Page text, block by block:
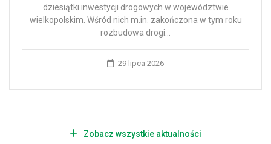
dziesiątki inwestycji drogowych w województwie
wielkopolskim. Wśród nich m.in. zakończona w tym roku
rozbudowa drogi...
29 lipca 2026
Zobacz wszystkie aktualności